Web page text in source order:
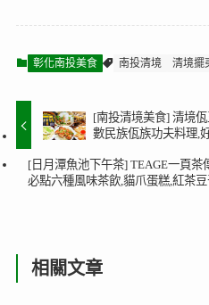
彰化南投美食 南投清境 清境擺
[南投清境美食] 清境
數民族佤族功夫料理,
[日月潭魚池下午茶] TEAGE一頁茶
必點六種風味茶飲,貓爪蛋糕,紅茶
相關文章